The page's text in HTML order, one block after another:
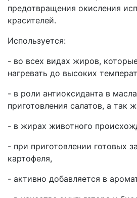
предотвращения окисления
красителей.
Используется:
- во всех видах жиров,
нагревать до высоких
- в роли антиоксиданта в
приготовления салатов, а так
- в жирах животного
- при приготовлении готовых
картофеля,
- активно добавляется в